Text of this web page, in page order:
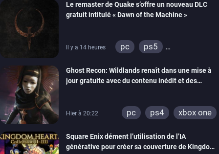
Le remaster de Quake s’offre un nouveau DLC
gratuit intitulé « Dawn of the Machine »
Il y a 14 heures pc
ps5
ps4
xbox one
nintendo 64
Ghost Recon: Wildlands renaît dans une mise à
jour gratuite avec du contenu inédit et des
Hier à 20:22 pc ps4 xbox one
Square Enix dément l’utilisation de l’IA
générative pour créer sa couverture de Kingdom